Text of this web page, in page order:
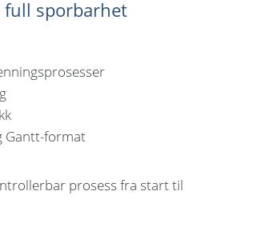
full sporbarhet
Gantt-format
prosess fra start til